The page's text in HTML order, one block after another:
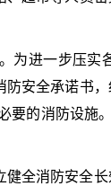
为进一步压
安全承诺书
的消防设施
全消防安全